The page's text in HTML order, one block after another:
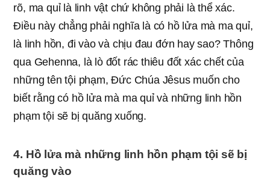
rõ, ma quỉ là linh vật chứ không phải là thể xác.
Điều này chẳng phải nghĩa là có hồ lửa mà ma quỉ,
là linh hồn, đi vào và chịu đau đớn hay sao? Thông
qua Gehenna, là lò đốt rác thiêu đốt xác chết của
những tên tội phạm, Đức Chúa Jêsus muốn cho
biết rằng có hồ lửa mà ma quỉ và những linh hồn
phạm tội sẽ bị quăng xuống.
4. Hồ lửa mà những linh hồn phạm tội sẽ bị
quăng vào